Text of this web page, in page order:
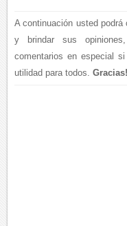
A continuación usted podrá
y brindar sus
comentarios en especial
utilidad para todos.